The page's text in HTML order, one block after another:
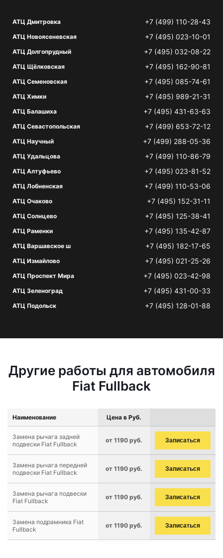
АТЦ Дмитровка +7 (499) 110-28-43
АТЦ Новоясеневская +7 (495) 023-10-01
АТЦ Долгопрудный +7 (495) 032-08-22
АТЦ Щёлковская +7 (495) 162-90-81
АТЦ Семеновская +7 (495) 085-74-61
АТЦ Химки +7 (495) 989-21-31
АТЦ Балашиха +7 (495) 431-63-63
АТЦ Севастопольская +7 (499) 653-72-12
АТЦ Научный +7 (499) 288-05-36
АТЦ Удальцова +7 (499) 110-86-79
АТЦ Алтуфьево +7 (495) 023-81-52
АТЦ Лобненская +7 (499) 110-53-06
АТЦ Очаково +7 (495) 152-31-11
АТЦ Солнцево +7 (495) 125-38-41
АТЦ Раменки +7 (495) 135-42-87
АТЦ Варшавское ш +7 (495) 182-17-65
АТЦ Измайлово +7 (495) 021-25-26
АТЦ Проспект Мира +7 (495) 023-42-98
АТЦ Зеленоград +7 (495) 431-00-33
АТЦ Подольск +7 (495) 128-01-88
Другие работы для автомобиля
Fiat Fullback
Наименование Цена в Руб.
Замена рычага задней
подвески Fiat Fullback
от 1190 руб. Записаться
Замена рычага передней
подвески Fiat Fullback
от 1190 руб. Записаться
Замена рычага подвески
Fiat Fullback
от 1190 руб. Записаться
Замена подрамника Fiat
Fullback
от 1190 руб. Записаться